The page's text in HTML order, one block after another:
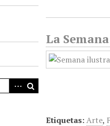
La
Etiquetas:Arte,